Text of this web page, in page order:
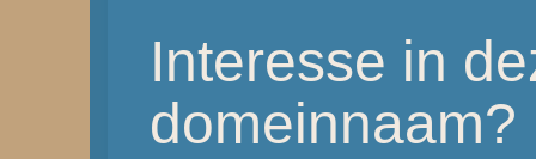
Interesse in
domeinnaam?